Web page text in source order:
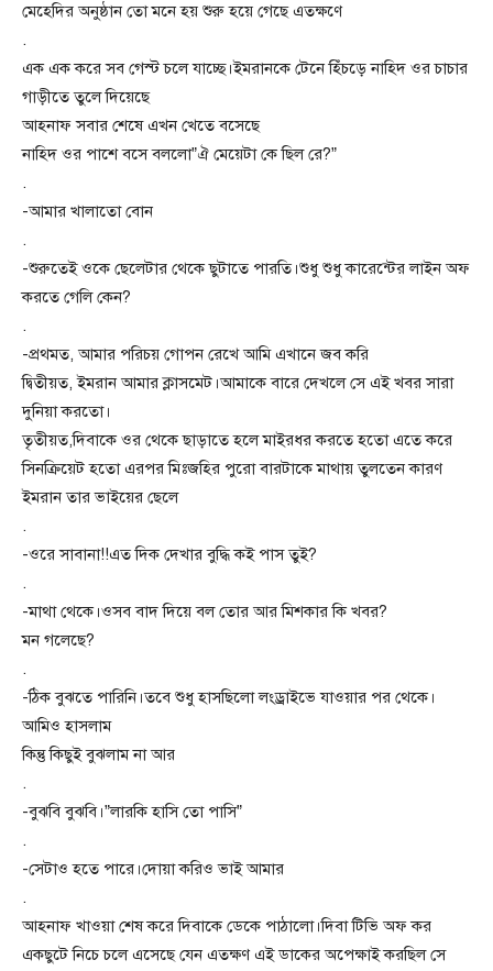
মেহেদির অনুষ্ঠান তো মনে হয় শুরু হয়ে গেছে এতক্ষণে
.
এক এক করে সব গেস্ট চলে যাচ্ছে।ইমরানকে টেনে হিঁচড়ে নাহিদ ওর চাচার
গাড়ীতে তুলে দিয়েছে
আহনাফ সবার শেষে এখন খেতে বসেছে
নাহিদ ওর পাশে বসে বললো”ঐ মেয়েটা কে ছিল রে?”
.
-আমার খালাতো বোন
.
-শুরুতেই ওকে ছেলেটার থেকে ছুটাতে পারতি।শুধু শুধু কারেন্টের লাইন অফ
করতে গেলি কেন?
.
-প্রথমত, আমার পরিচয় গোপন রেখে আমি এখানে জব করি
দ্বিতীয়ত, ইমরান আমার ক্লাসমেট।আমাকে বারে দেখলে সে এই খবর সারা
দুনিয়া করতো।
তৃতীয়ত,দিবাকে ওর থেকে ছাড়াতে হলে মাইরধর করতে হতো এতে করে
সিনক্রিয়েট হতো এরপর মিঃজহির পুরো বারটাকে মাথায় তুলতেন কারণ
ইমরান তার ভাইয়ের ছেলে
.
-ওরে সাবানা!!এত দিক দেখার বুদ্ধি কই পাস তুই?
.
-মাথা থেকে।ওসব বাদ দিয়ে বল তোর আর মিশকার কি খবর?
মন গলেছে?
.
-ঠিক বুঝতে পারিনি।তবে শুধু হাসছিলো লংড্রাইভে যাওয়ার পর থেকে।
আমিও হাসলাম
কিন্তু কিছুই বুঝলাম না আর
.
-বুঝবি বুঝবি।”লারকি হাসি তো পাসি”
.
-সেটাও হতে পারে।দোয়া করিও ভাই আমার
.
আহনাফ খাওয়া শেষ করে দিবাকে ডেকে পাঠালো।দিবা টিভি অফ কর
একছুটে নিচে চলে এসেছে যেন এতক্ষণ এই ডাকের অপেক্ষাই করছিল সে